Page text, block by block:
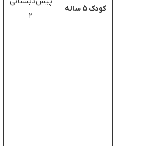
کودک ۵ ساله
۲